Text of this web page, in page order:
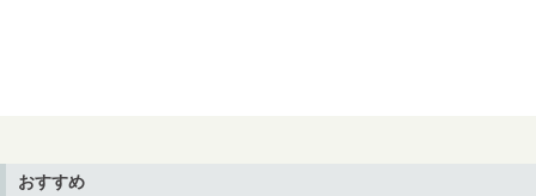
おすすめ